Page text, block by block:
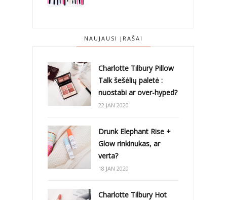
NAUJAUSI ĮRAŠAI
Charlotte Tilbury Pillow
Talk šešėlių paletė :
nuostabi ar over-hyped?
22 JAN 2020
Drunk Elephant Rise +
Glow rinkinukas, ar
verta?
18 JAN 2020
Charlotte Tilbury Hot